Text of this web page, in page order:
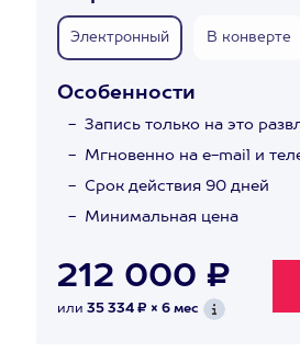
Электронный В конверте
Особенности
Запись только на это
Мгновенно на e-mail и
Срок действия 90 дней
Минимальная цена
212 000 ₽
или 35 334 ₽ × 6 мес